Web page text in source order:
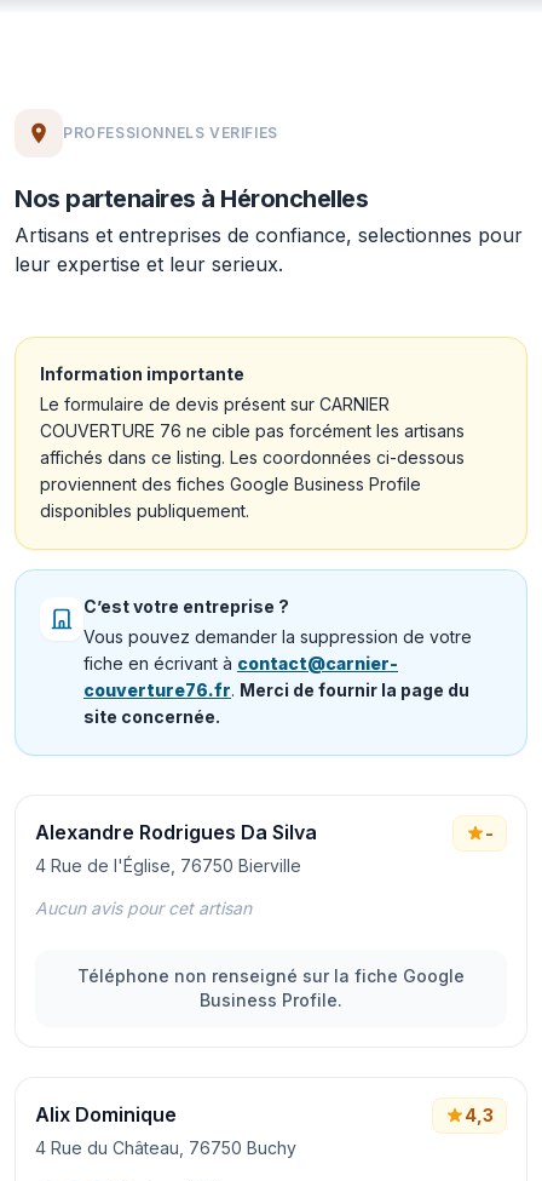
PROFESSIONNELS VERIFIES
Nos partenaires à Héronchelles
Artisans et entreprises de confiance, selectionnes pour
leur expertise et leur serieux.
Information importante
Le formulaire de devis présent sur CARNIER
COUVERTURE 76 ne cible pas forcément les artisans
affichés dans ce listing. Les coordonnées ci-dessous
proviennent des fiches Google Business Profile
disponibles publiquement.
C’est votre entreprise ?
Vous pouvez demander la suppression de votre
fiche en écrivant à contact@carnier-
couverture76.fr. Merci de fournir la page du
site concernée.
Alexandre Rodrigues Da Silva
4 Rue de l'Église, 76750 Bierville
-
Aucun avis pour cet artisan
Téléphone non renseigné sur la fiche Google
Business Profile.
Alix Dominique
4 Rue du Château, 76750 Buchy
4,3